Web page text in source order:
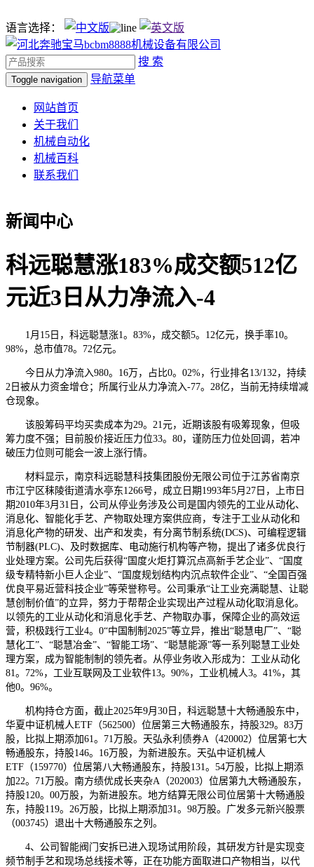
语言选择：
搜 索
Toggle navigation 导航菜单
网站首页
关于我们
机械自动化
机械百科
联系我们
新闻中心
科远聪慧涨183%成交额512亿
元近3日从力净流入-4
1月15日，科远聪慧涨1。83%，成交额5。12亿元，换手率10。
98%，总市值78。72亿元。
今日从力净流入980。16万，占比0。02%，行业排名13/132，持续
2日被从力资金增仓；所属行业从力净流入-77。28亿，当前无持续增减
仓现象。
该股筹码平均买卖成本为29。21元，近期该股有吸筹现象，但吸
筹力度不强；目前股价接近压力位33。80，谨防压力位处回调，若冲
破压力位则可能会一波上涨行情。
材料显示，南京科远聪慧科技集团股份无限公司位于江苏省南京
市江宁区秣陵街道清水亭东1266号，成立日期1993年5月27日，上市日
期2010年3月31日，公司从停业务涉及公司是国内领先的工业从动化、
消息化、智能化手艺、产物取处理方案供应商，专注于工业从动化和
消息化产物的研发、出产和发卖，有分离节制系统(DCS)、可编程逻辑
节制器(PLC)、及时数据库、电动施行机构等产物，提出了诸多优良行
业处理方案。公司先后获得“国度火炬打算沉点高新手艺企业”、“国度
级专精特新小巨人企业”、“国度规划结构内沉点软件企业”、“全国百强
优良平易近营科技企业”等荣誉称号。公司秉承“让工业充满聪慧、让聪
慧创制价值”的立异，努力于帮帮企业实现出产过程从动化取消息化。
以领先的工业从动化和消息化手艺、产物取办事，保障企业的高效运
营，积极践行工业4。0“中国制制2025”等立异，推出“聪慧电厂”、“聪
慧化工”、“聪慧冶金”、“智能工场”、“聪慧能源”等一系列聪慧工业处
理方案，成为智能制制的领先者。从停业务收入形成为：工业从动化
81。72%，工业互联网及工业软件13。90%，工业机械人3。41%，其
他0。96%。
机构持仓方面，截止2025年9月30日，科远聪慧十大畅通股东中，
华夏中证机械人ETF（562500）位居第三大畅通股东，持股329。83万
股，比拟上期添加61。71万股。天弘永利债券A（420002）位居第七大
畅通股东，持股146。16万股，为新进股东。天弘中证机械人
ETF（159770）位居第八大畅通股东，持股131。54万股，比拟上期添
加22。71万股。南方绩优成长夹杂A（202003）位居第九大畅通股东，
持股120。00万股，为新进股东。地方结算无限公司位居第十大畅通股
东，持股119。26万股，比拟上期添加31。98万股。广发多元新兴股票
（003745）退出十大畅通股东之列。
4、公司智能阀门安拆已进入现场试用阶段，其研发方针是实现变
频节制手艺和现场总线接术等，正在功能方面取进口产物相当，以代